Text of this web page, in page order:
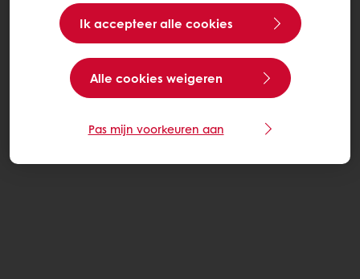
Ik accepteer alle cookies
Alle cookies weigeren
Pas mijn voorkeuren aan